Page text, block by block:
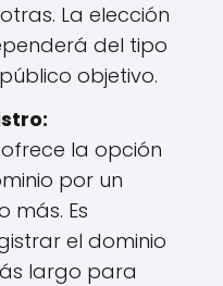
La elección
del tipo
objetivo.
la opción
por un
más. Es
el dominio
largo para